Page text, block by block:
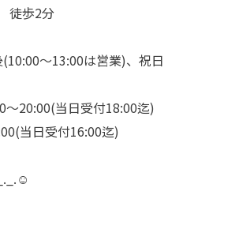
徒歩2分
〜13:00は営業)、祝日
20:00(当日受付18:00迄)
当日受付16:00迄)